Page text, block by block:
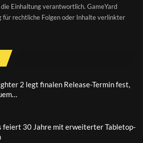
Einhaltung verantwortlich. GameYard
rechtliche Folgen oder Inhalte verlinkter
2 legt finalen Release-Termin fest,
feiert 30 Jahre mit erweiterter Tabletop-